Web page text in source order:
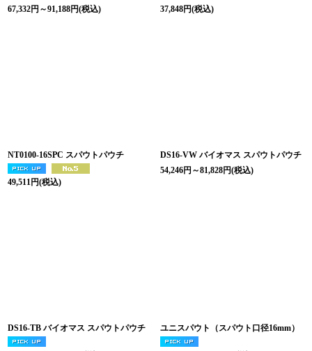
67,332円 ～91,188円(税込)
37,848円(税込)
NT0100-16SPC スパウトパウチ
49,511円(税込)
DS16-VW バイオマス スパウトパウチ
54,246円 ～81,828円(税込)
DS16-TB バイオマス スパウトパウチ ユニスパウト（スパウト口径16mm）